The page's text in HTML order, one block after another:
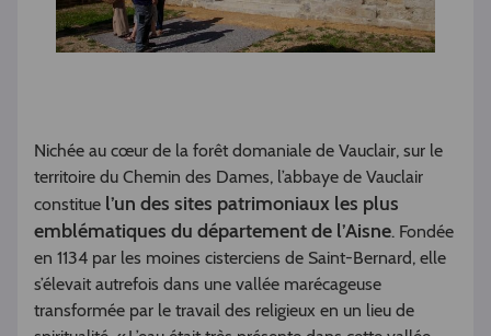
Nichée au cœur de la forêt domaniale de Vauclair, sur le
territoire du Chemin des Dames, l’abbaye de Vauclair
constitue l’un des sites patrimoniaux les plus
emblématiques du département de l’Aisne. Fondée
en 1134 par les moines cisterciens de Saint-Bernard, elle
s’élevait autrefois dans une vallée marécageuse
transformée par le travail des religieux en un lieu de